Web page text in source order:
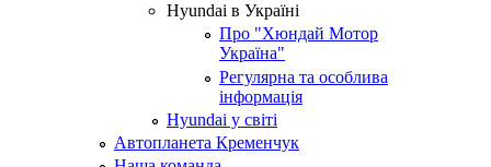
Hyundai в Україні
Про "Хюндай Мотор
Україна"
Регулярна та особлива
інформація
Hyundai у світі
Автопланета Кременчук